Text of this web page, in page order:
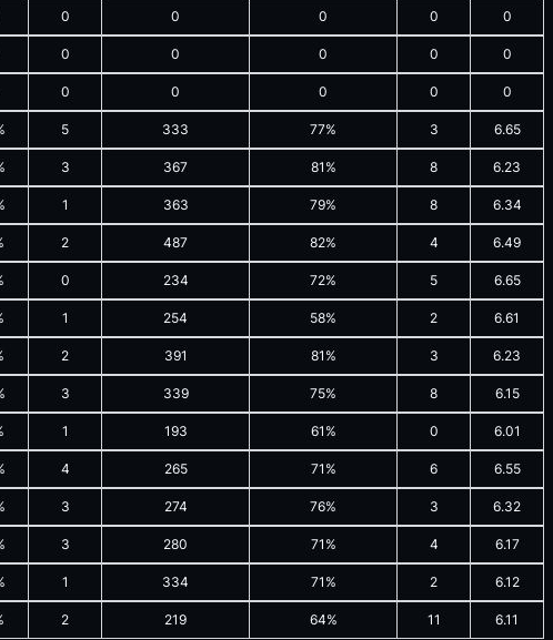
0 0 0 0 0
0 0 0 0 0
0 0 0 0 0
5 333 77% 3 6.65
3 367 81% 8 6.23
1 363 79% 8 6.34
2 487 82% 4 6.49
0 234 72% 5 6.65
1 254 58% 2 6.61
2 391 81% 3 6.23
3 339 75% 8 6.15
1 193 61% 0 6.01
4 265 71% 6 6.55
3 274 76% 3 6.32
3 280 71% 4 6.17
1 334 71% 2 6.12
2 219 64% 11 6.11